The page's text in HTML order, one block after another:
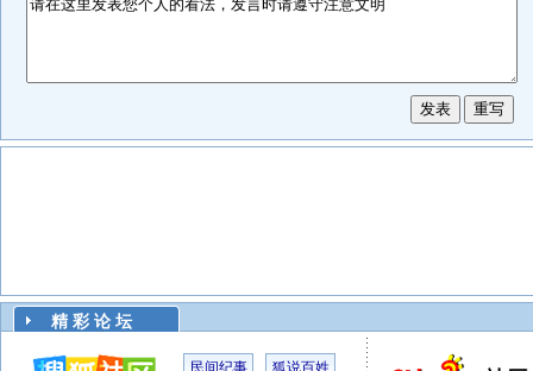
精 彩 论 坛
民间纪事 狐说百姓